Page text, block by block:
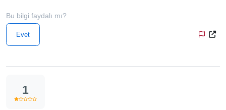
Bu bilgi faydalı mı?
Evet
1